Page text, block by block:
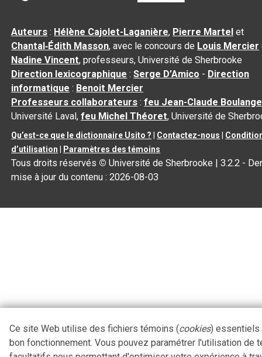
Auteurs : Hélène Cajolet-Laganière, Pierre Martel et
Chantal‑Édith Masson, avec le concours de Louis Mercier
Nadine Vincent, professeurs, Université de Sherbrooke
Direction lexicographique :Serge D’Amico - Direction
informatique : Benoit Mercier
Professeurs collaborateurs :feu Jean-Claude
Université Laval,feu Michel Théoret, Université de
Qu’est-ce que le dictionnaire Usito ? Contactez-nous
d’utilisation
Paramètres des témoins
Tous droits réservés © Université de Sherbrooke |3.2.2 -
mise à jour du contenu :2026-08-03
Ce site Web utilise des fichiers témoins (cookies) essentiels
bon fonctionnement. Vous pouvez paramétrer l'utilisation de